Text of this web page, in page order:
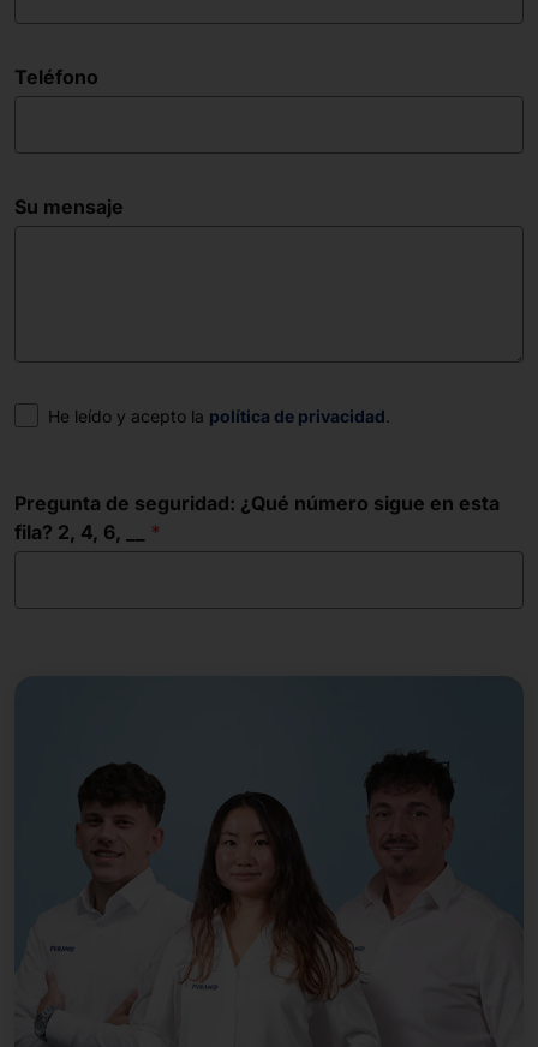
Teléfono
Su mensaje
Consentimiento
He leído y acepto la política de privacidad.
Pregunta de seguridad: ¿Qué número sigue en esta
fila? 2, 4, 6, __